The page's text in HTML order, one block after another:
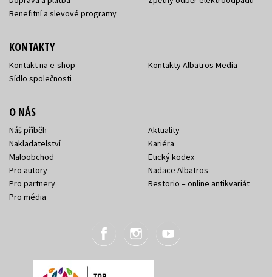
Benefitní a slevové programy
KONTAKTY
Kontakt na e-shop
Sídlo společnosti
Kontakty Albatros Media
O NÁS
Náš příběh
Nakladatelství
Maloobchod
Pro autory
Pro partnery
Pro média
Aktuality
Kariéra
Etický kodex
Nadace Albatros
Restorio – online antikvariát